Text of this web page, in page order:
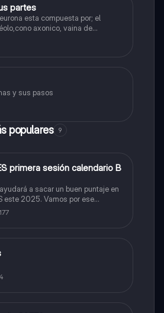
partes
esta compuesta por; el
axonico, vaina de
de schwann,nódulo de
Arborizacion terminal, botón
y sus pasos
populares 9
primera sesión calendario B
a sacar un buen puntaje en
este 2025. Vamos por ese
ser admitido en la universidad que
carrera que quieres y no la que te